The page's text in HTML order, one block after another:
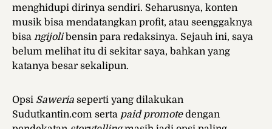
menghidupi dirinya sendiri. Seharusnya, konten
musik bisa mendatangkan profit, atau seenggaknya
bisa ngijolibensin para redaksinya. Sejauh ini, saya
belum melihat itu di sekitar saya, bahkan yang
katanya besar sekalipun.
Opsi Saweria seperti yang dilakukan
Sudutkantin.com serta paid promotedengan